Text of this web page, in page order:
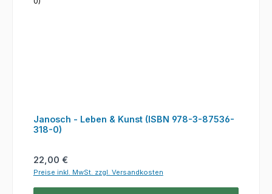
Janosch - Leben & Kunst (ISBN 978-3-87536-
318-0)
Regulärer Preis:
22,00 €
Preise inkl. MwSt. zzgl. Versandkosten